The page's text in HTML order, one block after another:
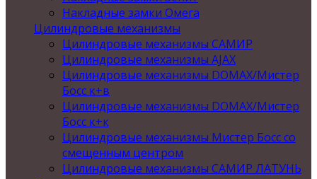
Накладные замки Омега
Цилиндровые механизмы
Цилиндровые механизмы САМИР
Цилиндровые механизмы AJAX
Цилиндровые механизмы DOMAX/Мистер
Босс к+в
Цилиндровые механизмы DOMAX/Мистер
Босс к+к
Цилиндровые механизмы Мистер Босс со
смещенным центром
Цилиндровые механизмы САМИР ЛАТУНЬ